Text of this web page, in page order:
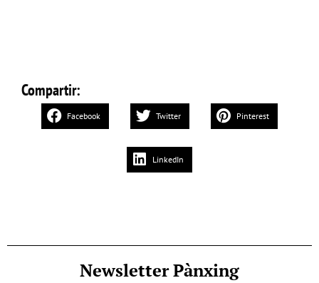
Compartir:
Facebook Twitter Pinterest
LinkedIn
Newsletter Pànxing